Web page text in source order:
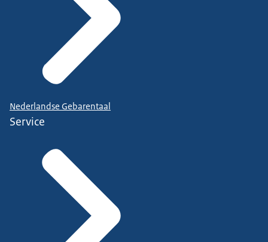
Nederlandse Gebarentaal
Service